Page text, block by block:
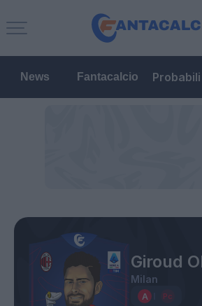
News Fantacalcio
Giroud
Milan